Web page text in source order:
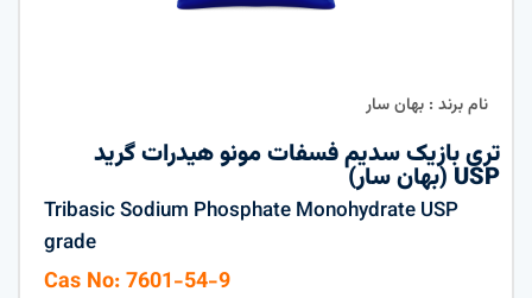
نام برند : بهان سار
تری بازیک سدیم فسفات مونو هیدرات گرید
USP (بهان سار)
Tribasic Sodium Phosphate Monohydrate USP
grade
Cas No: 7601-54-9